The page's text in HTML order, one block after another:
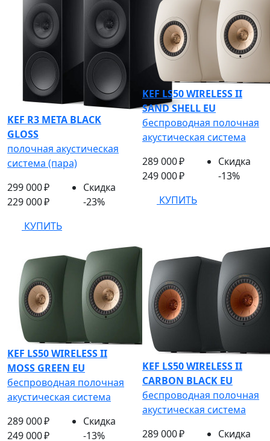
KEF R3 META BLACK
GLOSS
полочная акустическая
система (пара)
299 000 ₽
229 000 ₽
Скидка
-23%
КУПИТЬ
KEF LS50 WIRELESS II
SAND SHELL EU
беспроводная полочная
акустическая система
289 000 ₽
249 000 ₽
Скидка
-13%
КУПИТЬ
KEF LS50 WIRELESS II
MOSS GREEN EU
беспроводная полочная
акустическая система
289 000 ₽
249 000 ₽
Скидка
-13%
KEF LS50 WIRELESS II
CARBON BLACK EU
беспроводная полочная
акустическая система
289 000 ₽
Скидка